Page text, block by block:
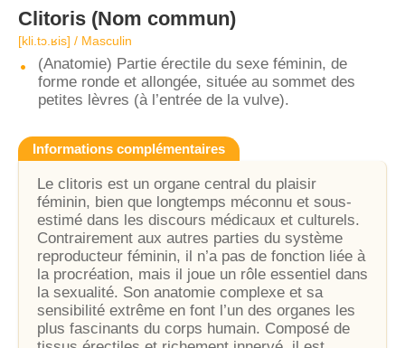
Clitoris (Nom commun)
[kli.tɔ.ʁis] / Masculin
(Anatomie) Partie érectile du sexe féminin, de
forme ronde et allongée, située au sommet des
petites lèvres (à l’entrée de la vulve).
Informations complémentaires
Le clitoris est un organe central du plaisir
féminin, bien que longtemps méconnu et sous-
estimé dans les discours médicaux et culturels.
Contrairement aux autres parties du système
reproducteur féminin, il n’a pas de fonction liée à
la procréation, mais il joue un rôle essentiel dans
la sexualité. Son anatomie complexe et sa
sensibilité extrême en font l’un des organes les
plus fascinants du corps humain. Composé de